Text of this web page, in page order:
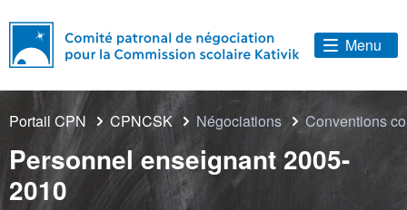
Menu
Portail CPN CPNCSK Négociations Conventions
Personnel enseignant 2005-
2010